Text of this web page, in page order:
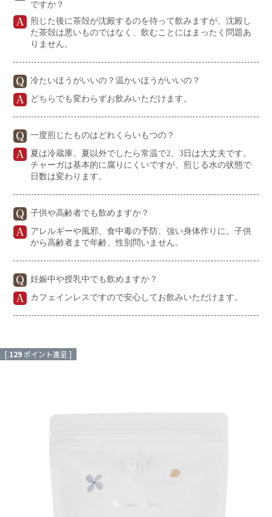
ですか？
煎じた後に茶殻が沈殿するのを待って飲みますが、沈殿し
た茶殻は悪いものではなく、飲むことにはまったく問題あ
りません。
冷たいほうがいいの？温かいほうがいいの？
どちらでも変わらずお飲みいただけます。
一度煎じたものはどれくらいもつの？
夏は冷蔵庫、夏以外でしたら常温で2、3日は大丈夫です。
チャーガは基本的に腐りにくいですが、煎じる水の状態で
日数は変わります。
子供や高齢者でも飲めますか？
アレルギーや風邪、食中毒の予防、強い身体作りに。子供
から高齢者まで年齢、性別問いません。
妊娠中や授乳中でも飲めますか？
カフェインレスですので安心してお飲みいただけます。
[ 129ポイント進呈 ]